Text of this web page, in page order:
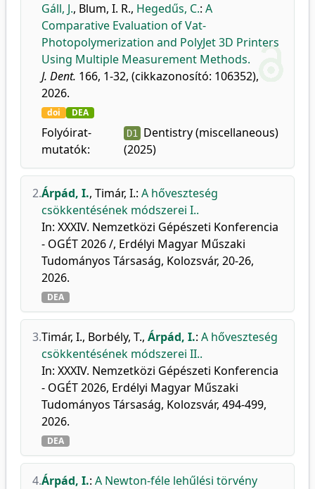
Gáll, J., Blum, I. R., Hegedűs, C.: A
Comparative Evaluation of Vat-
Photopolymerization and PolyJet 3D Printers
Using Multiple Measurement Methods.
J. Dent. 166, 1-32, (cikkazonosító: 106352),
2026.
doi DEA
Folyóirat-
mutatók:
D1
Dentistry (miscellaneous)
(2025)
2.Árpád, I., Timár, I.: A hőveszteség
csökkentésének módszerei I..
In: XXXIV. Nemzetközi Gépészeti Konferencia
- OGÉT 2026 /, Erdélyi Magyar Műszaki
Tudományos Társaság, Kolozsvár, 20-26,
2026.
DEA
3.Timár, I., Borbély, T., Árpád, I.: A hőveszteség
csökkentésének módszerei II..
In: XXXIV. Nemzetközi Gépészeti Konferencia
- OGÉT 2026, Erdélyi Magyar Műszaki
Tudományos Társaság, Kolozsvár, 494-499,
2026.
DEA
4.Árpád, I.: A Newton-féle lehűlési törvény